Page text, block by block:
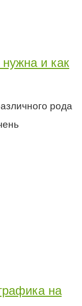
и как
рода
на